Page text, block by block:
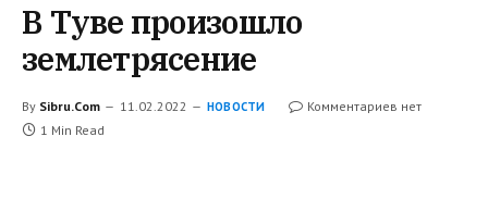
В Туве произошло
землетрясение
By Sibru.Com 11.02.2022 НОВОСТИ
Комментариев нет
1 Min Read